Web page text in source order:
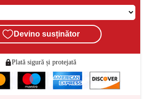
Devino susținător
Plată sigură și protejată